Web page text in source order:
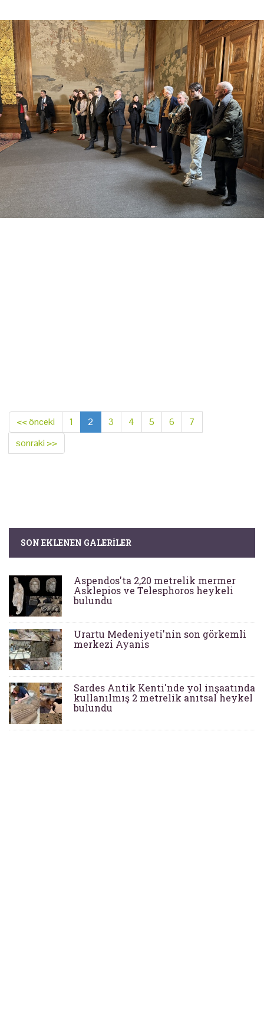
<< önceki 1 2 3 4 5 6
7
sonraki >>
SON EKLENEN GALERILER
Aspendos'ta 2,20 metrelik mermer
Asklepios ve Telesphoros heykeli
bulundu
Urartu Medeniyeti'nin son görkemli
merkezi Ayanis
Sardes Antik Kenti'nde yol inşaatında
kullanılmış 2 metrelik anıtsal heykel
bulundu